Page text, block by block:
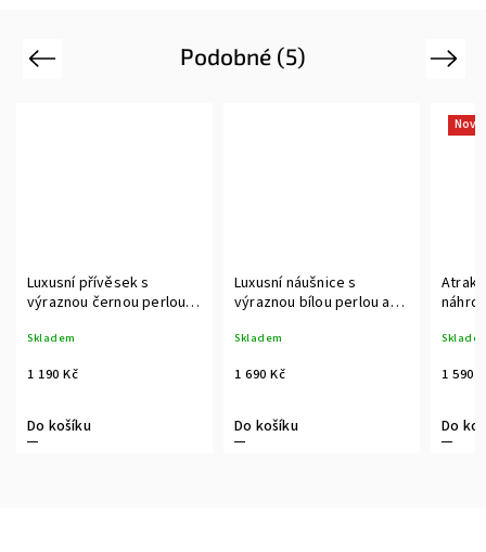
Podobné (5)
Previous
Luxusní přívěsek s
výraznou černou perlou a
Skladem
1 190 Kč
Do košíku
Luxusní náušnice s
výraznou bílou perlou a
Skladem
1 690 Kč
Do košíku
1 590
Do
Next